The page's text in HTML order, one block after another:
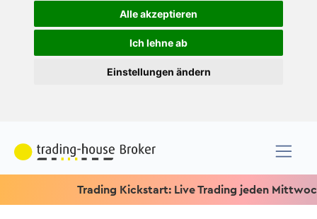
Alle akzeptieren
Ich lehne ab
Einstellungen ändern
Trading Kickstart: Live Trading jeden Mittwoch um